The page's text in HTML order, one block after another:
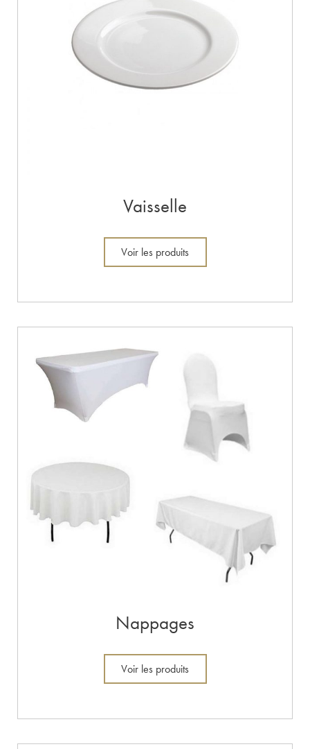
Vaisselle
Voir les produits
Nappages
Voir les produits